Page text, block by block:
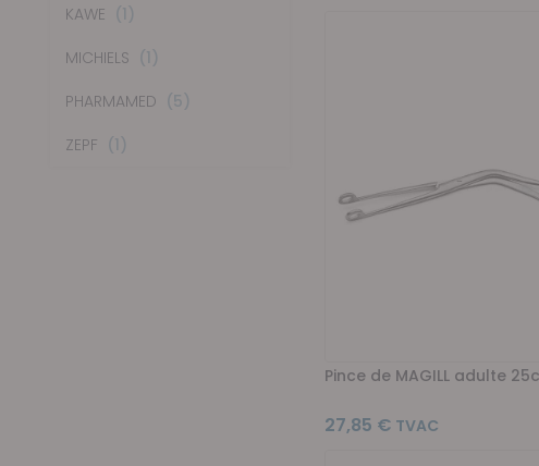
Pince de MAGILL adulte
27,85 €
KAWE 1
article
MICHIELS 1
article
PHARMAMED 5
articles
ZEPF 1
article